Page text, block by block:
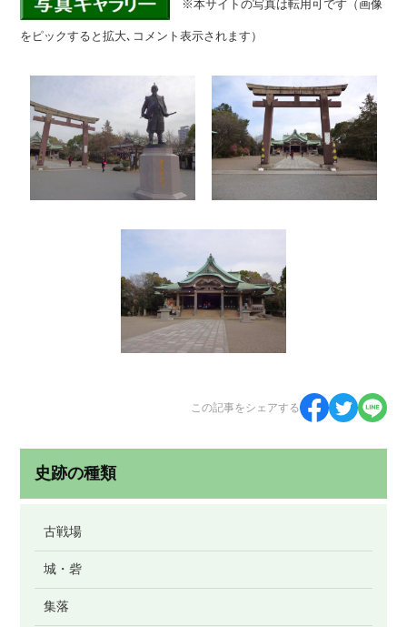
※本サイトの写真は転用可です（画像
をピックすると拡大､コメント表示されます）
この記事をシェアする
史跡の種類
古戦場
城・砦
集落